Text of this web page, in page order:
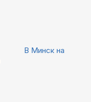
В Минск на